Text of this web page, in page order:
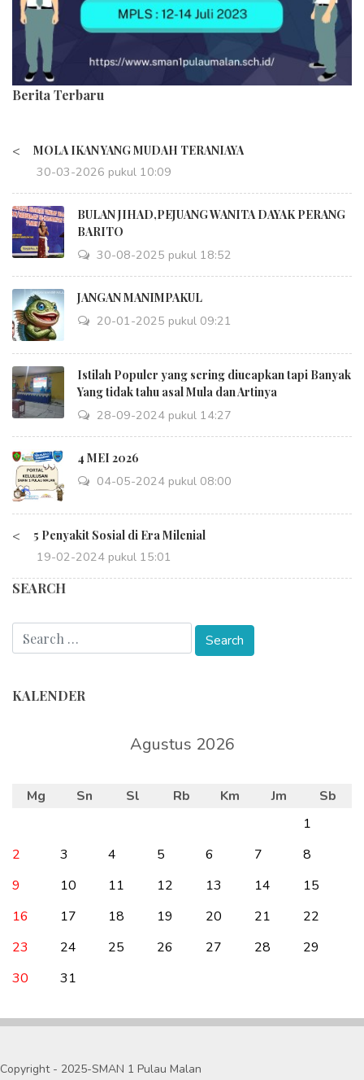
Berita Terbaru
< MOLA IKAN YANG MUDAH TERANIAYA
30-03-2026 pukul 10:09
BULAN JIHAD,PEJUANG WANITA DAYAK PERANG
BARITO
30-08-2025 pukul 18:52
JANGAN MANIMPAKUL
20-01-2025 pukul 09:21
Istilah Populer yang sering diucapkan tapi Banyak
Yang tidak tahu asal Mula dan Artinya
28-09-2024 pukul 14:27
4 MEI 2026
04-05-2024 pukul 08:00
< 5 Penyakit Sosial di Era Milenial
19-02-2024 pukul 15:01
SEARCH
KALENDER
Agustus 2026
Mg Sn Sl Rb Km Jm
Sb
1
2
3 4 5 6 7
8
9
10 11 12 13 14
15
16
17 18 19 20 21
22
23
24 25 26 27 28
29
30
31
Copyright - 2025-SMAN 1 Pulau Malan